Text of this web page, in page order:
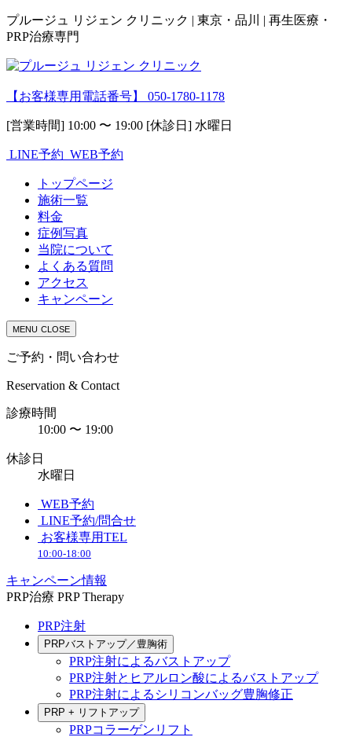
プルージュ リジェン クリニック | 東京・品川 | 再生医療・
PRP治療専門
【お客様専用電話番号】 050-1780-1178
[営業時間] 10:00 〜 19:00 [休診日] 水曜日
LINE予約 WEB予約
トップページ
施術一覧
料金
症例写真
当院について
よくある質問
アクセス
キャンペーン
MENU CLOSE
ご予約・問い合わせ
Reservation & Contact
診療時間
10:00 〜 19:00
休診日
水曜日
WEB予約
LINE予約/問合せ
お客様専用TEL
10:00-18:00
キャンペーン情報
PRP治療 PRP Therapy
PRP注射
PRPバストアップ／豊胸術
PRP注射によるバストアップ
PRP注射とヒアルロン酸によるバストアップ
PRP注射によるシリコンバッグ豊胸修正
PRP + リフトアップ
PRPコラーゲンリフト